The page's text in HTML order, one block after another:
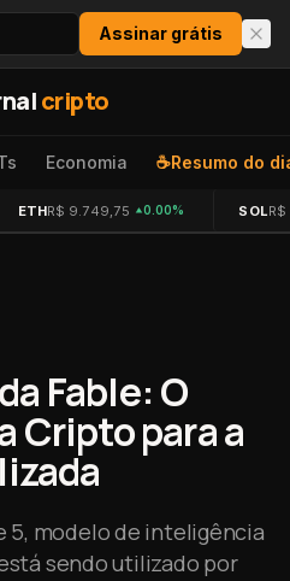
Assinar grátis
cripto
Economia ☕Resumo do
ETHR$ 9.749,75 0.00% SOL
Fable: O
Cripto para a
5, modelo de inteligência
sendo utilizado por